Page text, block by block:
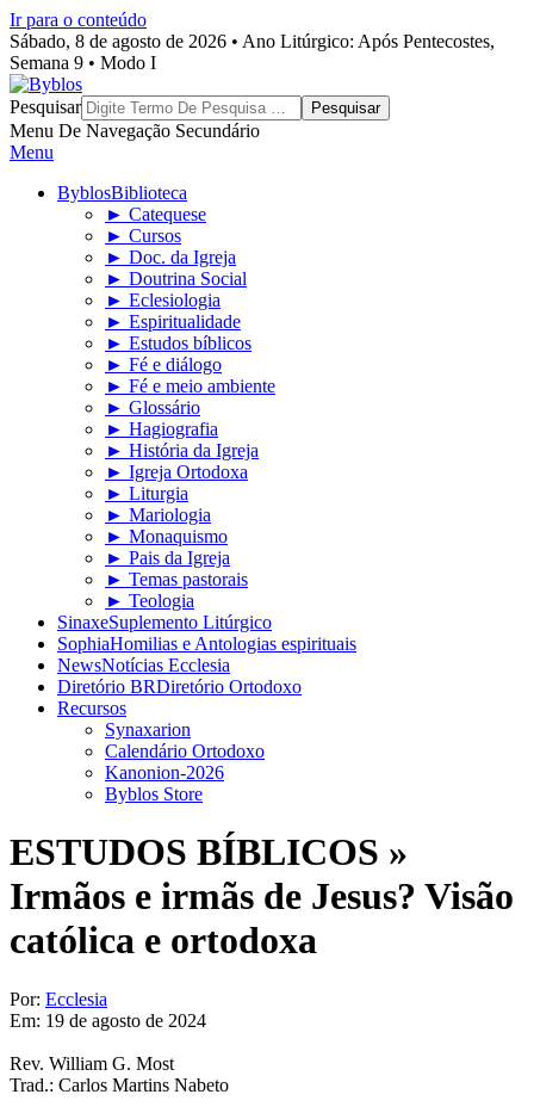
Ir para o conteúdo
Sábado, 8 de agosto de 2026 • Ano Litúrgico: Após Pentecostes,
Semana 9 • Modo I
Byblos
Pesquisar
Menu De Navegação Secundário
Menu
ByblosBiblioteca
► Catequese
► Cursos
► Doc. da Igreja
► Doutrina Social
► Eclesiologia
► Espiritualidade
► Estudos bíblicos
► Fé e diálogo
► Fé e meio ambiente
► Glossário
► Hagiografia
► História da Igreja
► Igreja Ortodoxa
► Liturgia
► Mariologia
► Monaquismo
► Pais da Igreja
► Temas pastorais
► Teologia
SinaxeSuplemento Litúrgico
SophiaHomilias e Antologias espirituais
NewsNotícias Ecclesia
Diretório BRDiretório Ortodoxo
Recursos
Synaxarion
Calendário Ortodoxo
Kanonion-2026
Byblos Store
ESTUDOS BÍBLICOS »
Irmãos e irmãs de Jesus? Visão
católica e ortodoxa
Por: Ecclesia
Em: 19 de agosto de 2024
Rev. William G. Most
Trad.: Carlos Martins Nabeto